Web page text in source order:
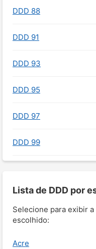
DDD 88
DDD 91
DDD 93
DDD 95
DDD 97
DDD 99
Lista de DDD por
Selecione para exibir
escolhido:
Acre